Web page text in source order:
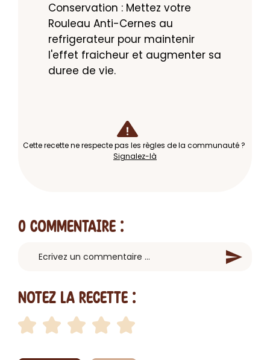
Conservation : Mettez votre
Rouleau Anti-Cernes au
refrigerateur pour maintenir
l'effet fraicheur et augmenter sa
duree de vie.
Cette recette ne respecte pas les règles de la communauté ?
Signalez-là
0 Commentaire :
Notez la recette :